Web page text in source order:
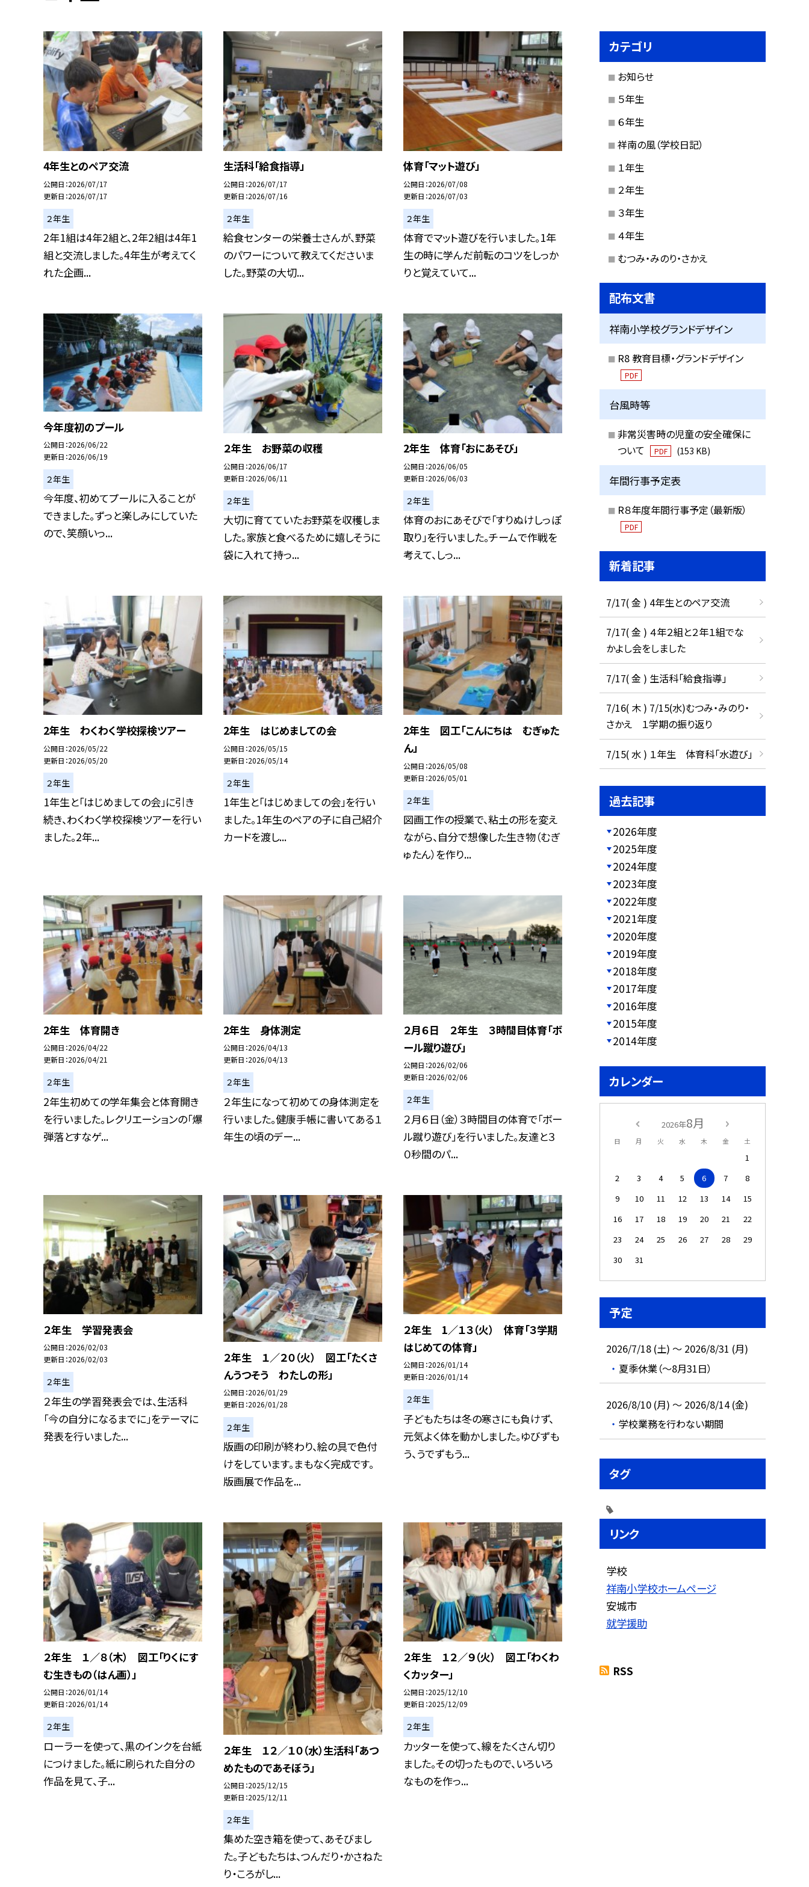
4年生とのペア交流
公開日 2026/07/17
更新日 2026/07/17
２年生
2年1組は4年2組と、2年2組は4年1
組と交流しました。4年生が考えてく
れた企画...
生活科「給食指導」
公開日 2026/07/17
更新日 2026/07/16
２年生
給食センターの栄養士さんが、野菜
のパワーについて教えてくださいま
した。野菜の大切...
体育「マット遊び」
公開日 2026/07/08
更新日 2026/07/03
２年生
体育でマット遊びを行いました。1年
生の時に学んだ前転のコツをしっか
りと覚えていて...
今年度初のプール
公開日 2026/06/22
更新日 2026/06/19
２年生
今年度、初めてプールに入ることが
できました。ずっと楽しみにしていた
ので、笑顔いっ...
２年生 お野菜の収穫
公開日 2026/06/17
更新日 2026/06/11
２年生
大切に育てていたお野菜を収穫しま
した。家族と食べるために嬉しそうに
袋に入れて持っ...
2年生 体育「おにあそび」
公開日 2026/06/05
更新日 2026/06/03
２年生
体育のおにあそびで「すりぬけしっぽ
取り」を行いました。チームで作戦を
考えて、しっ...
2年生 わくわく学校探検ツアー
公開日 2026/05/22
更新日 2026/05/20
２年生
1年生と「はじめましての会」に引き
続き、わくわく学校探検ツアーを行い
ました。2年...
2年生 はじめましての会
公開日 2026/05/15
更新日 2026/05/14
２年生
1年生と「はじめましての会」を行い
ました。1年生のペアの子に自己紹介
カードを渡し...
2年生 図工「こんにちは むぎゅた
ん」
公開日 2026/05/08
更新日 2026/05/01
２年生
図画工作の授業で、粘土の形を変え
ながら、自分で想像した生き物（むぎ
ゅたん）を作り...
2年生 体育開き
公開日 2026/04/22
更新日 2026/04/21
２年生
2年生初めての学年集会と体育開き
を行いました。レクリエーションの「爆
弾落とすなゲ...
2年生 身体測定
公開日 2026/04/13
更新日 2026/04/13
２年生
２年生になって初めての身体測定を
行いました。健康手帳に書いてある１
年生の頃のデー...
２月６日 ２年生 ３時間目体育「ボ
ール蹴り遊び」
公開日 2026/02/06
更新日 2026/02/06
２年生
２月６日（金）３時間目の体育で「ボー
ル蹴り遊び」を行いました。友達と３
０秒間のパ...
２年生 学習発表会
公開日 2026/02/03
更新日 2026/02/03
２年生
２年生の学習発表会では、生活科
「今の自分になるまでに」をテーマに
発表を行いました...
２年生 １／２０（火） 図工「たくさ
んうつそう わたしの形」
公開日 2026/01/29
更新日 2026/01/28
２年生
版画の印刷が終わり、絵の具で色付
けをしています。まもなく完成です。
版画展で作品を...
２年生 1／１３（火） 体育「３学期
はじめての体育」
公開日 2026/01/14
更新日 2026/01/14
２年生
子どもたちは冬の寒さにも負けず、
元気よく体を動かしました。ゆびずも
う、うでずもう...
２年生 １／８（木） 図工「りくにす
む生きもの（はん画）」
公開日 2026/01/14
更新日 2026/01/14
２年生
ローラーを使って、黒のインクを台紙
につけました。紙に刷られた自分の
作品を見て、子...
２年生 １２／１０（水）生活科「あつ
めたものであそぼう」
公開日 2025/12/15
更新日 2025/12/11
２年生
集めた空き箱を使って、あそびまし
た。子どもたちは、つんだり・かさねた
り・ころがし...
２年生 １２／９（火） 図工「わくわ
くカッター」
公開日 2025/12/10
更新日 2025/12/09
２年生
カッターを使って、線をたくさん切り
ました。その切ったもので、いろいろ
なものを作っ...
カテゴリ
お知らせ
５年生
６年生
祥南の風（学校日記）
１年生
２年生
３年生
４年生
むつみ・みのり・さかえ
配布文書
祥南小学校グランドデザイン
R8 教育目標・グランドデザイン
PDF
台風時等
非常災害時の児童の安全確保に
ついて
PDF (153 KB)
年間行事予定表
R８年度年間行事予定（最新版）
PDF
新着記事
7/17( 金 ) 4年生とのペア交流
7/17( 金 ) ４年２組と２年１組でな
かよし会をしました
7/17( 金 ) 生活科「給食指導」
7/16( 木 ) 7/15(水)むつみ・みのり・
さかえ １学期の振り返り
7/15( 水 ) １年生 体育科「水遊び」
過去記事
2026年度
2025年度
2024年度
2023年度
2022年度
2021年度
2020年度
2019年度
2018年度
2017年度
2016年度
2015年度
2014年度
カレンダー
2026年8月
日 月 火 水 木 金 土
1
2
3 4 5 6 7
8
9
10 11 12 13 14
15
16
17 18 19 20 21
22
23
24 25 26 27 28
29
30
31
予定
2026/7/18 (土) ～ 2026/8/31 (月)
夏季休業（～8月31日）
2026/8/10 (月) ～ 2026/8/14 (金)
学校業務を行わない期間
タグ
リンク
学校
祥南小学校ホームページ
安城市
就学援助
RSS